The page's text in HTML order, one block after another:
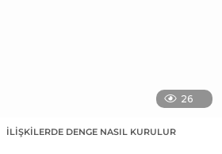
26
,İLIŞKILERDE DENGE NASIL KURULUR